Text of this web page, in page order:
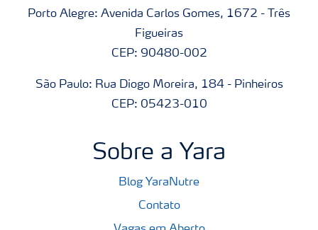
Porto Alegre: Avenida Carlos Gomes, 1672 - Três
Figueiras
CEP: 90480-002
São Paulo: Rua Diogo Moreira, 184 - Pinheiros
CEP: 05423-010
Sobre a Yara
Blog YaraNutre
Contato